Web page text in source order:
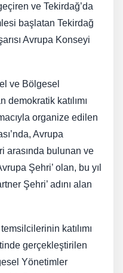
ve Tekirdağ’da
başlatan Tekirdağ
Avrupa Konseyi
ve Bölgesel
demokratik katılımı
organize edilen
Avrupa
arasında bulunan ve
Şehri’ olan, bu yıl
Şehri’ adını alan
katılımı
gerçekleştirilen
Yönetimler